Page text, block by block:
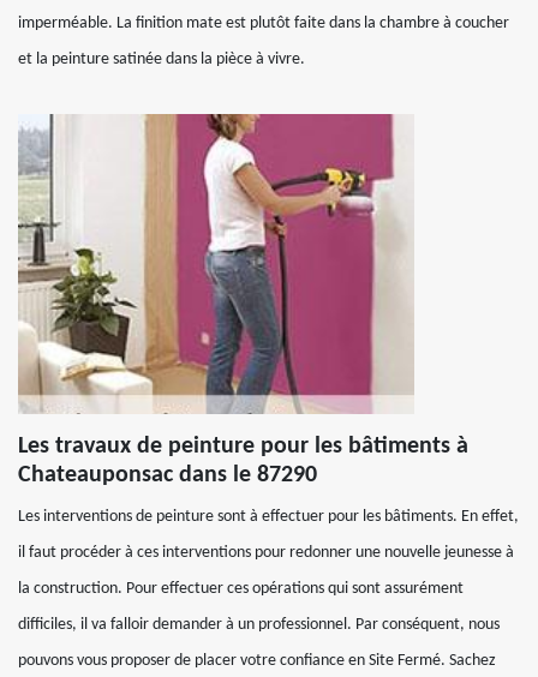
imperméable. La finition mate est plutôt faite dans la chambre à coucher
et la peinture satinée dans la pièce à vivre.
Les travaux de peinture pour les bâtiments à
Chateauponsac dans le 87290
Les interventions de peinture sont à effectuer pour les bâtiments. En effet,
il faut procéder à ces interventions pour redonner une nouvelle jeunesse à
la construction. Pour effectuer ces opérations qui sont assurément
difficiles, il va falloir demander à un professionnel. Par conséquent, nous
pouvons vous proposer de placer votre confiance en Site Fermé. Sachez